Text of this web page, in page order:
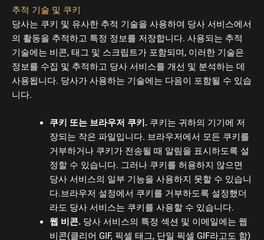
추적 기술 및 쿠키
당사는 쿠키 및 유사한 추적 기술을 사용하여 당사 서비스에서
의 활동을 추적하고 특정 정보를 저장합니다. 사용되는 추적
기술에는 비콘, 태그 및 스크립트가 포함되며, 이러한 기술은
정보를 수집 및 추적하고 당사 서비스를 개선 및 분석하는 데
사용됩니다. 당사가 사용하는 기술에는 다음이 포함될 수 있습
니다.
쿠키 또는 브라우저 쿠키.쿠키는 귀하의 기기에 저
장되는 작은 파일입니다. 브라우저에서 모든 쿠키를
거부하거나 쿠키가 전송될 때 알림을 표시하도록 설
정할 수 있습니다. 그러나 쿠키를 허용하지 않으면
당사 서비스의 일부 기능을 사용하지 못할 수 있습니
다.브라우저 설정에서 쿠키를 거부하도록 설정했더
라도 당사 서비스는 쿠키를 사용할 수 있습니다.
웹 비콘.당사 서비스의 특정 섹션 및 이메일에는 웹
비콘(클리어 GIF, 픽셀 태그, 단일 픽셀 GIF라고도 함)